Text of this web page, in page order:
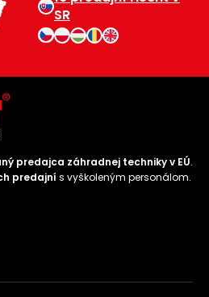
SR
predajca záhradnej techniky v EÚ.
predajní s vyškoleným personálom.